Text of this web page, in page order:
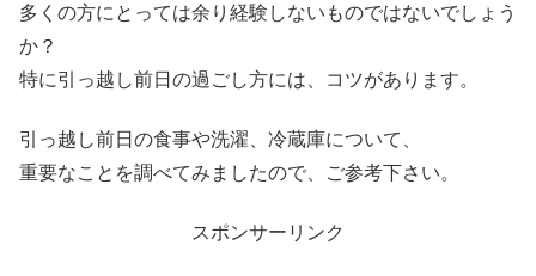
多くの方にとっては余り経験しないものではないでしょう
か？
特に引っ越し前日の過ごし方には、コツがあります。
引っ越し前日の食事や洗濯、冷蔵庫について、
重要なことを調べてみましたので、ご参考下さい。
スポンサーリンク